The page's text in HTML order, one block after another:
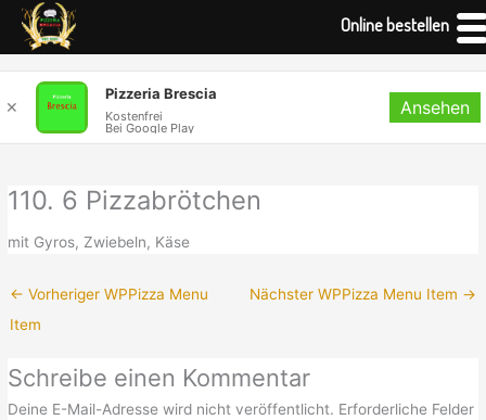
Inhalt
springen
110. 6 Pizzabrötchen
mit Gyros, Zwiebeln, Käse
← Vorheriger WPPizza Menu
Item
Nächster WPPizza Menu Item →
Schreibe einen Kommentar
Deine E-Mail-Adresse wird nicht veröffentlicht. Erforderliche Felder
Online bestellen
✕
Pizzeria Brescia
Kostenfrei
Bei Google Play
Ansehen